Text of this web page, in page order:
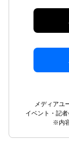
メディアユ
イベント・記
※内